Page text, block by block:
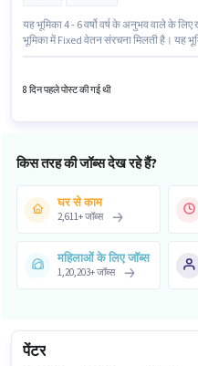
यह भूमिका 4 - 6 वर्षो वर्ष के अनुभव वाले के
भूमिका में Fixed वेतन संरचना मिलती है। यह
वैकेंसी सर्लिंगैम्प से, हैदराबाद में है।
8 दिन पहले पोस्ट की गई थी
किस तरह की जॉब्स देख रहे हैं?
घर से काम
2,611+जॉब्स
महिलाओं के लिए जॉब्स
1,20,203+जॉब्स
पेंटर